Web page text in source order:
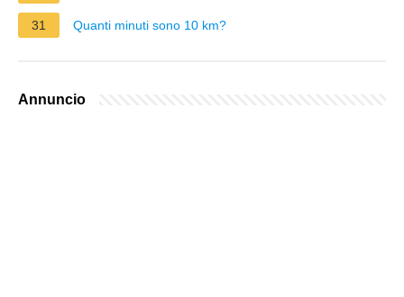
31 Quanti minuti sono 10 km?
Annuncio